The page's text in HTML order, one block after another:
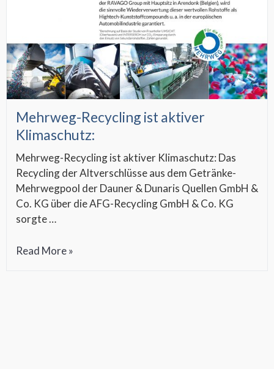
Mehrweg-Recycling ist aktiver
Klimaschutz:
Mehrweg-Recycling ist aktiver Klimaschutz: Das
Recycling der Altverschlüsse aus dem Getränke-
Mehrwegpool der Dauner & Dunaris Quellen GmbH &
Co. KG über die AFG-Recycling GmbH & Co. KG
sorgte …
Mehrweg-
Read More »